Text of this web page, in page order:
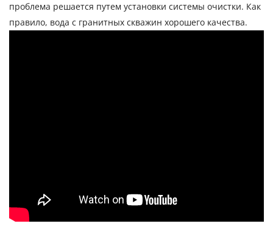
проблема решается путем установки системы очистки. Как
правило, вода с гранитных скважин хорошего качества.